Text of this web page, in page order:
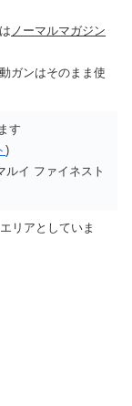
ノーマルマガジン
ガンはそのまま使
す
)
ルイ ファイネスト
リアとしていま